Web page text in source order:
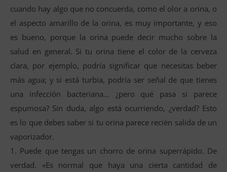
cuando hay algo que no concuerda, como el olor a orina, o
el aspecto amarillo de la orina, es muy importante, y eso
es bueno, porque la orina puede decir mucho sobre la
salud en general. Si tu orina tiene el color de la cerveza
clara, por ejemplo, podría significar que necesitas beber
más agua; y si está turbia, podría ser señal de que tienes
una infección bacteriana… ¿pero qué pasa si parece
espumosa? Sin duda, algo está ocurriendo, ¿verdad? Esto
es lo que debes saber si tu orina parece recién salida de un
vaporizador.
1. Puede que tengas un chorro de orina superrápido. De
verdad. «Es normal que haya una cierta cantidad de